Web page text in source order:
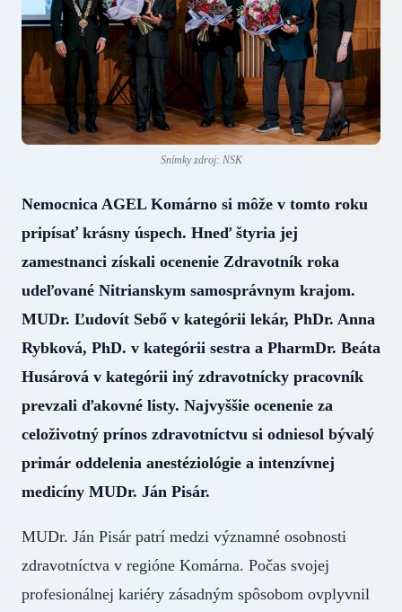
Snímky zdroj: NSK
Nemocnica AGEL Komárno si môže v tomto roku
pripísať krásny úspech. Hneď štyria jej
zamestnanci získali ocenenie Zdravotník roka
udeľované Nitrianskym samosprávnym krajom.
MUDr. Ľudovít Sebő v kategórii lekár, PhDr. Anna
Rybková, PhD. v kategórii sestra a PharmDr. Beáta
Husárová v kategórii iný zdravotnícky pracovník
prevzali ďakovné listy. Najvyššie ocenenie za
celoživotný prínos zdravotníctvu si odniesol bývalý
primár oddelenia anestéziológie a intenzívnej
medicíny MUDr. Ján Pisár.
MUDr. Ján Pisár patrí medzi významné osobnosti
zdravotníctva v regióne Komárna. Počas svojej
profesionálnej kariéry zásadným spôsobom ovplyvnil